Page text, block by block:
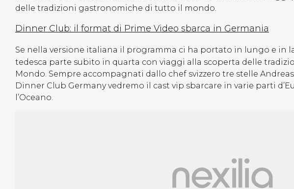
delle tradizioni gastronomiche di tutto il mondo.
Dinner Club: il format di Prime Video sbarca in Germania
Se nella versione italiana il programma ci ha portato in lungo e in
tedesca parte subito in quarta con viaggi alla scoperta delle
Mondo. Sempre accompagnati dallo chef svizzero tre stelle
Dinner Club Germany vedremo il cast vip sbarcare in varie parti
l’Oceano.